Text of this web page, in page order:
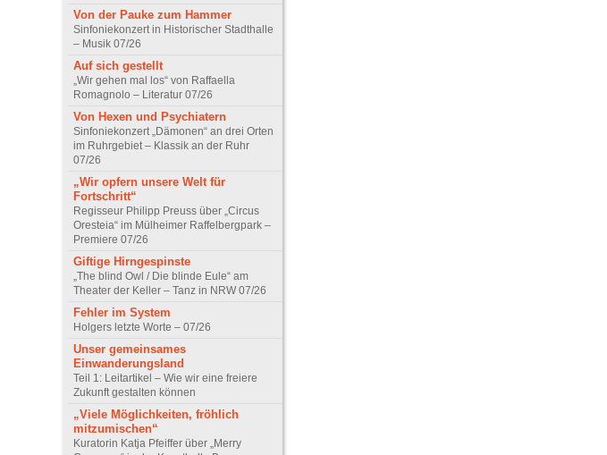
Von der Pauke zum Hammer
Sinfoniekonzert in Historischer Stadthalle
– Musik 07/26
Auf sich gestellt
„Wir gehen mal los“ von Raffaella
Romagnolo – Literatur 07/26
Von Hexen und Psychiatern
Sinfoniekonzert „Dämonen“ an drei Orten
im Ruhrgebiet – Klassik an der Ruhr
07/26
„Wir opfern unsere Welt für
Fortschritt“
Regisseur Philipp Preuss über „Circus
Oresteia“ im Mülheimer Raffelbergpark –
Premiere 07/26
Giftige Hirngespinste
„The blind Owl / Die blinde Eule“ am
Theater der Keller – Tanz in NRW 07/26
Fehler im System
Holgers letzte Worte – 07/26
Unser gemeinsames
Einwanderungsland
Teil 1: Leitartikel – Wie wir eine freiere
Zukunft gestalten können
„Viele Möglichkeiten, fröhlich
mitzumischen“
Kuratorin Katja Pfeiffer über „Merry